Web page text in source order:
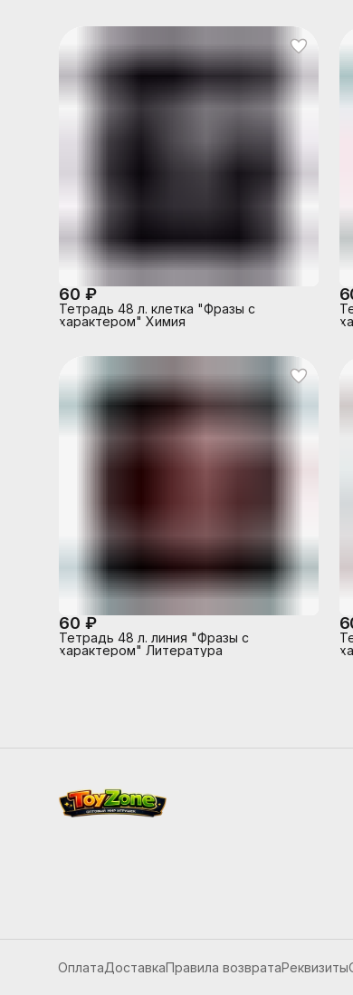
60 ₽
Тетрадь 48 л. клетка "Фразы с
характером" Химия
60 ₽
Тетрадь 48 л. линия "Фразы с
характером" Литература
ОплатаДоставкаПравила возвратаРеквизиты